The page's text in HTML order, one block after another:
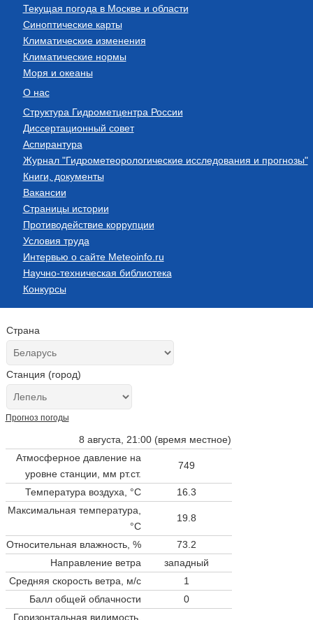
Текущая погода в Москве и области
Синоптические карты
Климатические изменения
Климатические нормы
Моря и океаны
О нас
Структура Гидрометцентра России
Диссертационный совет
Аспирантура
Журнал "Гидрометеорологические исследования и прогнозы"
Книги, документы
Вакансии
Страницы истории
Противодействие коррупции
Условия труда
Интервью о сайте Meteoinfo.ru
Научно-техническая библиотека
Конкурсы
Страна
Станция (город)
Прогноз погоды
8 августа, 21:00 (время местное)
Атмосферное давление на
уровне станции, мм рт.ст.
749
Температура воздуха, °C
16.3
Максимальная температура,
°C
19.8
Относительная влажность, %
73.2
Направление ветра
западный
Средняя скорость ветра, м/с
1
Балл общей облачности
0
Горизонтальная видимость,